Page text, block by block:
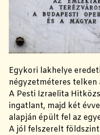
Egykori lakhelye
négyzetméteres
A Pesti Izraelita
ingatlant, majd két
alapján épült fel az
A jól felszerelt